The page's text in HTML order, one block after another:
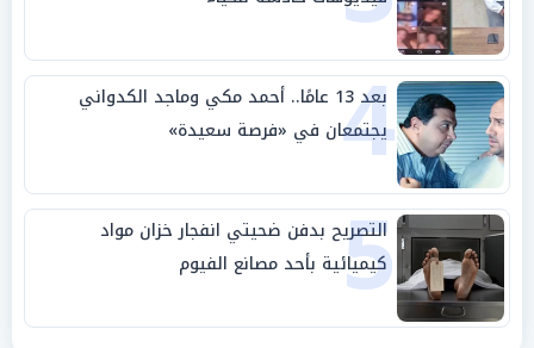
4 بعد 13 عامًا.. أحمد مكي وماجد الكدواني
يجتمعان في «فرصة سعيدة»
5
التصريح بدفن ضحيتي انفجار خزان مواد
كيميائية بأحد مصانع الفيوم